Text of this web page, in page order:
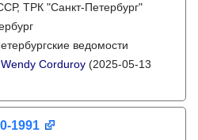
ТРК "Санкт-Петербург"
ведомости
Wendy Corduroy (2025-05-13
1991